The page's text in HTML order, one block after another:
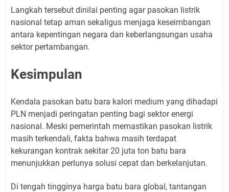
Langkah tersebut dinilai penting agar pasokan listrik
nasional tetap aman sekaligus menjaga keseimbangan
antara kepentingan negara dan keberlangsungan usaha
sektor pertambangan.
Kesimpulan
Kendala pasokan batu bara kalori medium yang dihadapi
PLN menjadi peringatan penting bagi sektor energi
nasional. Meski pemerintah memastikan pasokan listrik
masih terkendali, fakta bahwa masih terdapat
kekurangan kontrak sekitar 20 juta ton batu bara
menunjukkan perlunya solusi cepat dan berkelanjutan.
Di tengah tingginya harga batu bara global, tantangan